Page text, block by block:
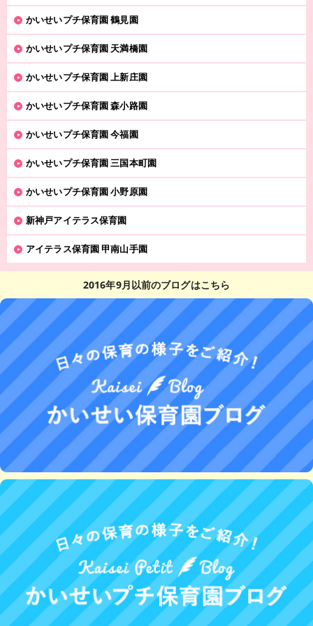
かいせいプチ保育園 鶴見園
かいせいプチ保育園 天満橋園
かいせいプチ保育園 上新庄園
かいせいプチ保育園 森小路園
かいせいプチ保育園 今福園
かいせいプチ保育園 三国本町園
かいせいプチ保育園 小野原園
新神戸アイテラス保育園
アイテラス保育園 甲南山手園
2016年9月以前のブログはこちら